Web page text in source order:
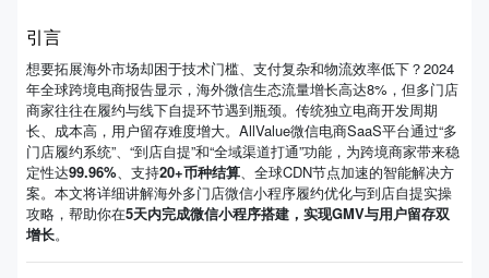
引言
想要拓展海外市场却困于技术门槛、支付复杂和物流效率低下？2024
年全球跨境电商报告显示，海外微信生态流量增长高达8%，但多门店
商家往往在履约与线下自提环节遇到瓶颈。传统独立电商开发周期
长、成本高，用户留存难度增大。AllValue微信电商SaaS平台通过“多
门店履约系统”、“到店自提”和“全域渠道打通”功能，为跨境商家带来稳
定性达99.96%、支持20+币种结算、全球CDN节点加速的智能解决方
案。本文将详细讲解海外多门店微信小程序履约优化与到店自提实操
攻略，帮助你在5天内完成微信小程序搭建，实现GMV与用户留存双
增长。